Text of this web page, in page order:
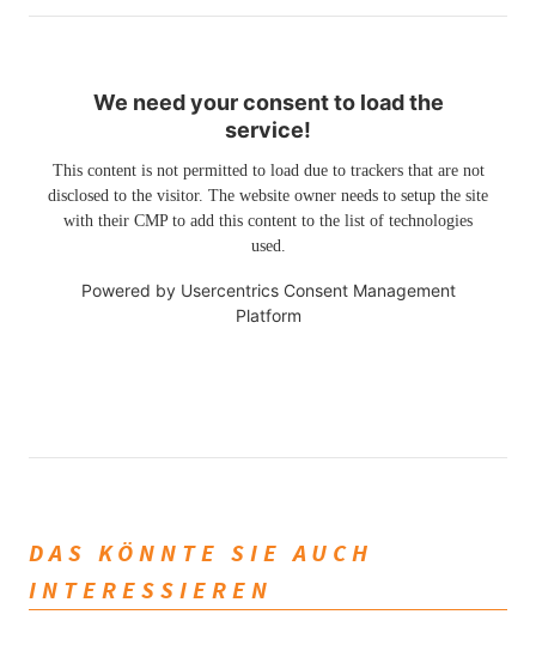
We need your consent to load the
service!
This content is not permitted to load due to trackers that are not
disclosed to the visitor. The website owner needs to setup the site
with their CMP to add this content to the list of technologies
used.
Powered by Usercentrics Consent Management
Platform
DAS KÖNNTE SIE AUCH
INTERESSIEREN